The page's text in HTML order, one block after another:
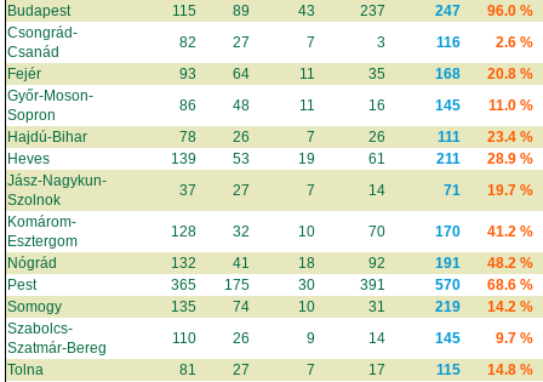
Budapest
115 89 43 237 247
96.0 %
Csongrád-
Csanád
82 27 7 3 116
2.6 %
Fejér
93 64 11 35 168
20.8 %
Győr-Moson-
Sopron
86 48 11 16 145
11.0 %
Hajdú-Bihar
78 26 7 26 111
23.4 %
Heves
139 53 19 61 211
28.9 %
Jász-Nagykun-
Szolnok
37 27 7 14 71
19.7 %
Komárom-
Esztergom
128 32 10 70 170
41.2 %
Nógrád
132 41 18 92 191
48.2 %
Pest
365 175 30 391 570
68.6 %
Somogy
135 74 10 31 219
14.2 %
Szabolcs-
Szatmár-Bereg
110 26 9 14 145
9.7 %
Tolna
81 27 7 17 115
14.8 %